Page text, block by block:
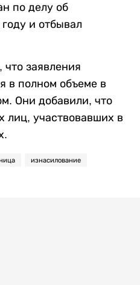
по делу об
и отбывал
заявления
в полном объеме в
Они добавили, что
лиц, участвовавших в
изнасилование